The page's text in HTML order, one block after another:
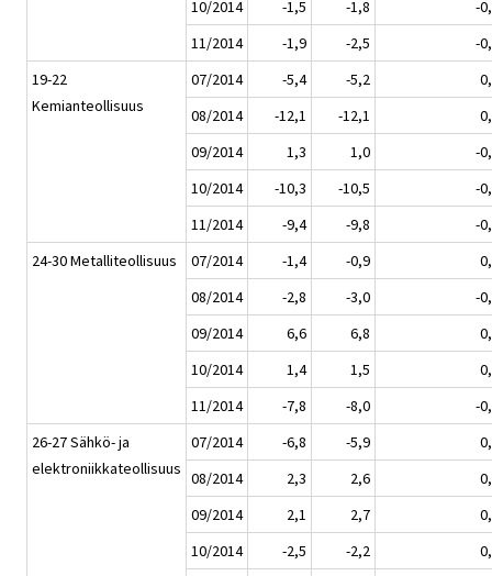
10/2014
-1,5 -1,8
-
11/2014
-1,9 -2,5
-
19-22
Kemianteollisuus
07/2014 -5,4 -5,2
08/2014
-12,1 -12,1
09/2014
1,3 1,0
-
10/2014
-10,3 -10,5
-
11/2014
-9,4 -9,8
-
24-30 Metalliteollisuus
07/2014 -1,4 -0,9
08/2014
-2,8 -3,0
-
09/2014
6,6 6,8
10/2014
1,4 1,5
11/2014
-7,8 -8,0
-
26-27 Sähkö- ja
elektroniikkateollisuus
07/2014 -6,8 -5,9
08/2014
2,3 2,6
09/2014
2,1 2,7
10/2014
-2,5 -2,2